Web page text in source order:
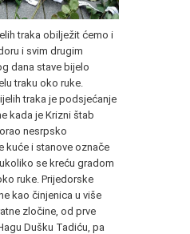
traka obilježit ćemo i
i svim drugim
dana stave bijelo
traku oko ruke.
traka je podsjećanje
kada je Krizni štab
nesrpsko
kuće i stanove označe
se kreću gradom
ruke. Prijedorske
kao činjenica u više
zločine, od prve
Dušku Tadiću, pa